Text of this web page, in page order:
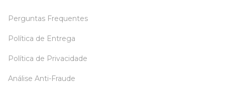
Perguntas Frequentes
Política de Entrega
Política de Privacidade
Análise Anti-Fraude